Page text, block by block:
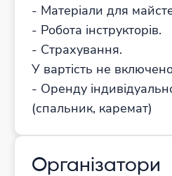
- Матеріали для
- Робота інструкторів.
- Страхування.
У вартість не
- Оренду
(спальник, каремат)
Організатори